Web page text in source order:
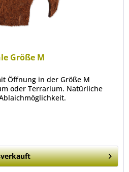
Größe M
Öffnung in der Größe M
oder Terrarium. Natürliche